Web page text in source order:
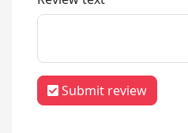
Submit review